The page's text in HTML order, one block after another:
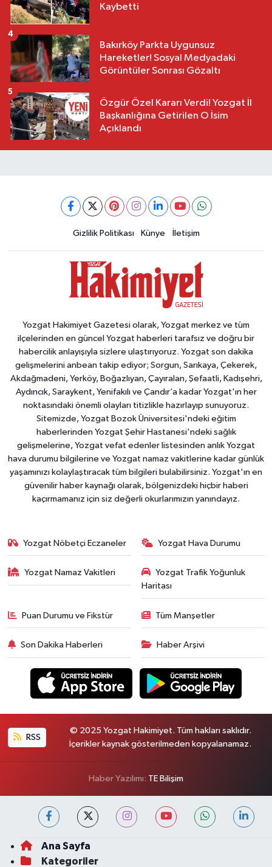
Kaybetti
Bakırköy Parkta Uygunsuz
Hareketler! Sosyal Medyadaki
Görüntüler Sonrası Gözaltı
4
Özgür Özel Kararı Verdi! Yozgat İl
Başkanlığına Getirilen O İsim
Açıklandı
5
Gizlilik Politikası Künye İletişim
Yozgat Hakimiyet Gazetesi olarak, Yozgat merkez ve tüm
ilçelerinden en güncel Yozgat haberleri tarafsız ve doğru bir
habercilik anlayışıyla sizlere ulaştırıyoruz. Yozgat son dakika
gelişmelerini anbean takip ediyor; Sorgun, Sarıkaya, Çekerek,
Akdağmadeni, Yerköy, Boğazlıyan, Çayıralan, Şefaatli, Kadışehri,
Aydıncık, Saraykent, Yenifakılı ve Çandır’a kadar Yozgat'ın her
noktasındaki önemli olayları titizlikle hazırlayıp sunuyoruz.
Sitemizde, Yozgat Bozok Üniversitesi'ndeki eğitim
haberlerinden Yozgat Şehir Hastanesi'ndeki sağlık
gelişmelerine, Yozgat vefat edenler listesinden anlık Yozgat
hava durumu bilgilerine ve Yozgat namaz vakitlerine kadar günlük
yaşamınızı kolaylaştıracak tüm bilgileri bulabilirsiniz. Yozgat'ın en
güvenilir haber kaynağı olarak, bölgenizdeki hiçbir haberi
kaçırmamanız için siz değerli okurlarımızın yanındayız.
Yozgat Nöbetçi Eczaneler Yozgat Hava Durumu
Yozgat Namaz Vakitleri
Yozgat Trafik Yoğunluk
Haritası
Puan Durumu ve Fikstür Tüm Manşetler
Son Dakika Haberleri Haber Arşivi
RSS
© 2025 Yozgat Hakimiyet. Tüm hakları saklıdır.
İçerikler kaynak gösterilmeden kopyalanamaz.
Haber Yazılımı: TE Bilişim
Ana Sayfa
Kategoriler